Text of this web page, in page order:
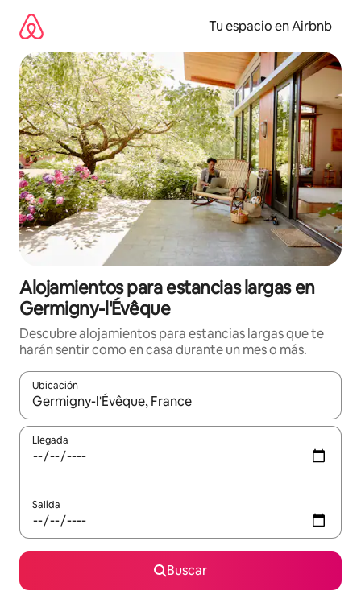
contenido
Tu espacio en Airbnb
Alojamientos para estancias largas en
Germigny-l'Évêque
Descubre alojamientos para estancias largas que te
harán sentir como en casa durante un mes o más.
Ubicación
Cuando los resultados estén disponibles, podrás navegar
Llegada
Salida
Buscar